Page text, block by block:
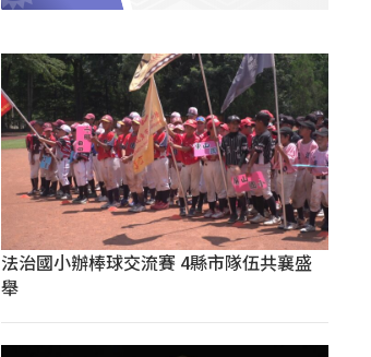
法治國小辦棒球交流賽 4縣市隊伍共襄盛
舉